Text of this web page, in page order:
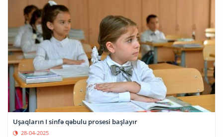
Uşaqların I sinfə qəbulu prosesi başlayır
28-04-2025